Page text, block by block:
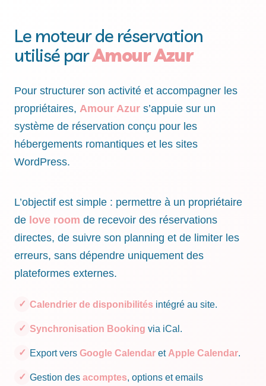
Le moteur de réservation
utilisé parAmour Azur
Pour structurer son activité et accompagner les
propriétaires, Amour Azur s’appuie sur un
système de réservation conçu pour les
hébergements romantiques et les sites
WordPress.
L’objectif est simple : permettre à un propriétaire
de love room de recevoir des réservations
directes, de suivre son planning et de limiter les
erreurs, sans dépendre uniquement des
plateformes externes.
✓ Calendrier de disponibilités intégré au site.
✓ Synchronisation Booking via iCal.
✓ Export vers Google Calendar et Apple Calendar.
✓ Gestion des acomptes, options et emails